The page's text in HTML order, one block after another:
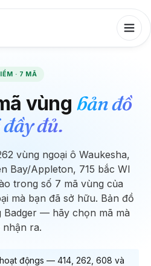
· 7 MÃ
vùng bản đồ
đủ.
vùng ngoại ô Waukesha,
Bay/Appleton, 715 bắc WI
trong số 7 mã vùng của
mà bạn đã sở hữu. Bản đồ
Badger — hãy chọn mã mà
nhận ra.
độngs — 414, 262, 608 và